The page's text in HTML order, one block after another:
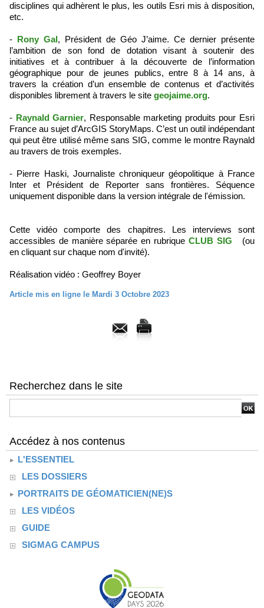
disciplines qui adhèrent le plus, les outils Esri mis à disposition,
etc.
- Rony Gal, Président de Géo J’aime. Ce dernier présente
l’ambition de son fond de dotation visant à soutenir des
initiatives et à contribuer à la découverte de l’information
géographique pour de jeunes publics, entre 8 à 14 ans, à
travers la création d’un ensemble de contenus et d’activités
disponibles librement à travers le site geojaime.org.
- Raynald Garnier, Responsable marketing produits pour Esri
France au sujet d’ArcGIS StoryMaps. C’est un outil indépendant
qui peut être utilisé même sans SIG, comme le montre Raynald
au travers de trois exemples.
- Pierre Haski, Journaliste chroniqueur géopolitique à France
Inter et Président de Reporter sans frontières. Séquence
uniquement disponible dans la version intégrale de l'émission.
Cette vidéo comporte des chapitres. Les interviews sont
accessibles de manière séparée en rubrique CLUB SIG (ou
en cliquant sur chaque nom d'invité).
Réalisation vidéo : Geoffrey Boyer
Article mis en ligne le Mardi 3 Octobre 2023
Recherchez dans le site
Accédez à nos contenus
L'ESSENTIEL
LES DOSSIERS
PORTRAITS DE GÉOMATICIEN(NE)S
LES VIDÉOS
GUIDE
SIGMAG CAMPUS